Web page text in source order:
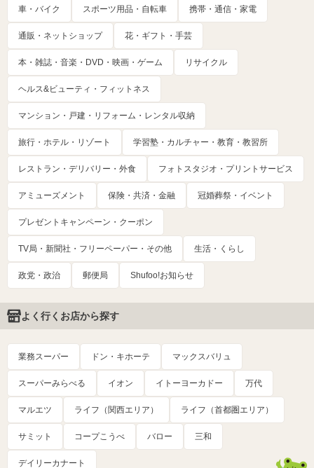
車・バイク スポーツ用品・自転車 携帯・通信・家電
通販・ネットショップ 花・ギフト・手芸
本・雑誌・音楽・DVD・映画・ゲーム リサイクル
ヘルス&ビューティ・フィットネス
マンション・戸建・リフォーム・レンタル収納
旅行・ホテル・リゾート 学習塾・カルチャー・教育・教習所
レストラン・デリバリー・外食 フォトスタジオ・プリントサービス
アミューズメント 保険・共済・金融 冠婚葬祭・イベント
プレゼントキャンペーン・クーポン
TV局・新聞社・フリーペーパー・その他 生活・くらし
政党・政治 郵便局 Shufoo!お知らせ
よく行くお店から探す
業務スーパー ドン・キホーテ マックスバリュ
スーパーみらべる イオン イトーヨーカドー 万代
マルエツ ライフ（関西エリア） ライフ（首都圏エリア）
サミット コープこうべ バロー 三和
デイリーカナート